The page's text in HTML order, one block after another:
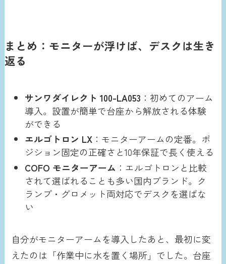
まとめ：モニターが浮けば、デスクは生き
返る
サンワダイレクト 100-LA053 ：初めてのアーム
導入。設置が簡単で台座から解放される体験
ができる
エルゴトロン LX ：モニターアームの定番。ポ
ジション固定の正確さと10年保証で長く使える
COFO モニターアーム ：エルゴトロンと比較
されて選ばれることも多い国内ブランド。ク
ランプ・グロメット両対応でデスクを選ばな
い
自分がモニターアームを導入したあと、最初に変
えたのは「作業中に水を置く場所」でした。台座